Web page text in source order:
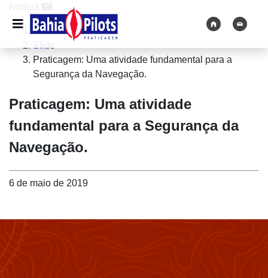
Home
Slide
Praticagem: Uma atividade fundamental para a
Segurança da Navegação.
Praticagem: Uma atividade
fundamental para a Segurança da
Navegação.
6 de maio de 2019